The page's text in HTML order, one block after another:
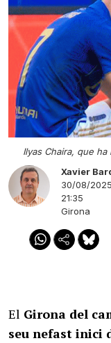
Ilyas Chaira, que
Xavier
30/08/2025
21:35
Girona
El Girona del
seu nefast inici